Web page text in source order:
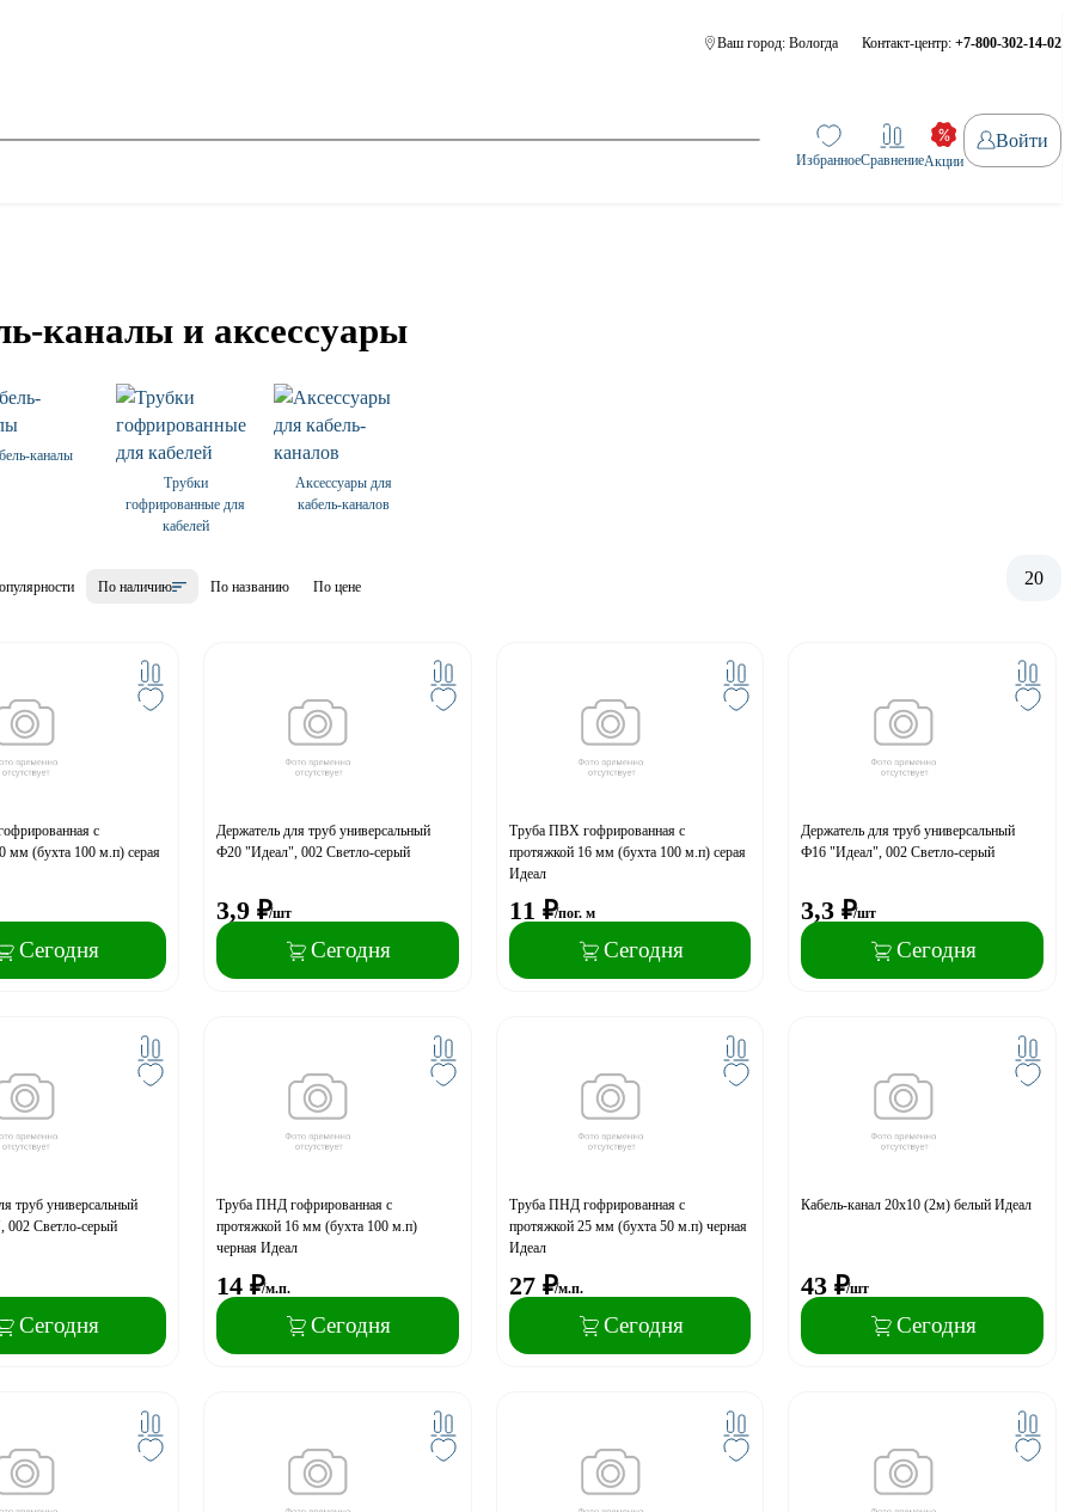
Ваш город: Вологда Контакт-центр: +7-800-302-14-02
ИзбранноеСравнениеАкции
Войти
каналы и аксессуары
каналы
Трубки
гофрированные для
кабелей
Аксессуары для
кабель-каналов
По наличию По названию По цене 20
с
мм (бухта 100 м.п) серая
Сегодня
Держатель для труб универсальный
Ф20 "Идеал", 002 Светло-серый
3,9 ₽/шт
Сегодня
Труба ПВХ гофрированная с
протяжкой 16 мм (бухта 100 м.п) серая
Идеал
11 ₽/пог. м
Сегодня
Держатель для труб универсальный
Ф16 "Идеал", 002 Светло-серый
3,3 ₽/шт
Сегодня
труб универсальный
Светло-серый
Сегодня
Труба ПНД гофрированная с
протяжкой 16 мм (бухта 100 м.п)
черная Идеал
14 ₽/м.п.
Сегодня
Труба ПНД гофрированная с
протяжкой 25 мм (бухта 50 м.п) черная
Идеал
27 ₽/м.п.
Сегодня
Кабель-канал 20х10 (2м) белый Идеал
43 ₽/шт
Сегодня